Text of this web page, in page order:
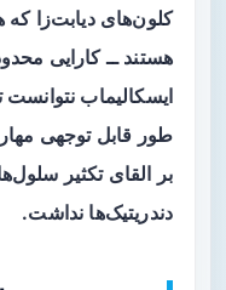
کلون‌های دیابت‌زا
هستند ــ کارایی
ایسکالیماب نتوانست
بر القای تکثیر
دندریتیک‌ها نداشت.